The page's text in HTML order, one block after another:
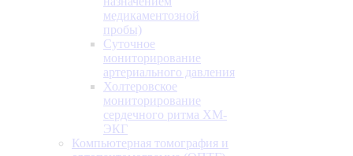
медикаментозной
пробы)
Суточное
мониторирование
артериального давления
Холтеровское
мониторирование
сердечного ритма ХМ-
ЭКГ
Компьютерная томография и